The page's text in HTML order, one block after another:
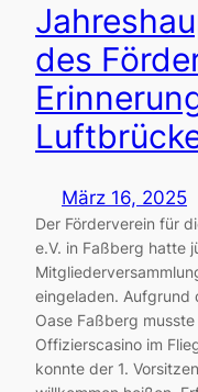
des
März 16, 2025
Der Förderverein für
e.V. in Faßberg hatte
eingeladen. Aufgrund
Oase Faßberg
Offizierscasino im
konnte der 1.